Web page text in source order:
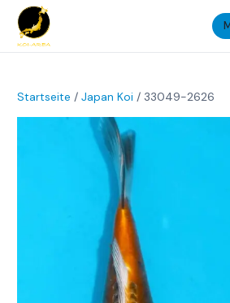
Startseite /Japan Koi / 33049-2626